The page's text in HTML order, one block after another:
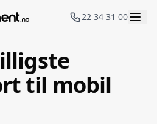
22 34 31 00
til mobil